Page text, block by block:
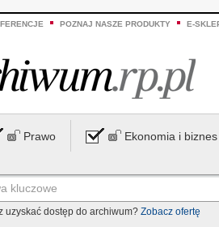
POZNAJ NASZE PRODUKTY E-
Prawo Ekonomia i biznes
uzyskać dostęp do archiwum? Zobacz ofertę